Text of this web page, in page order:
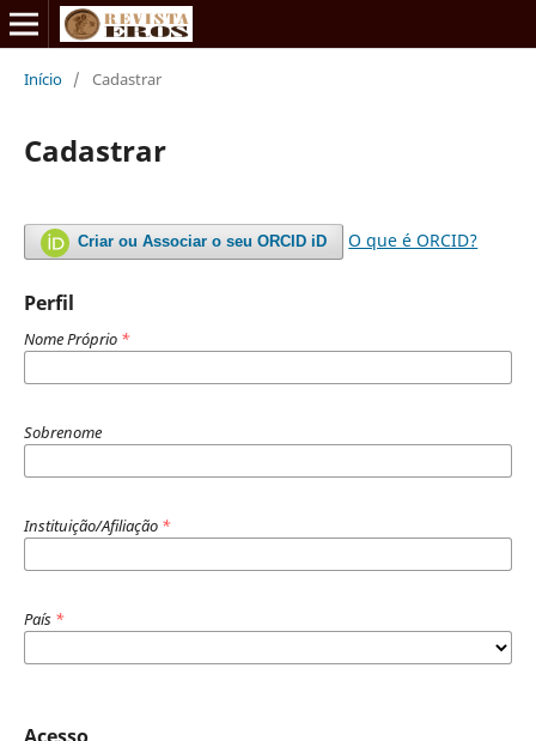
Início / Cadastrar
Cadastrar
Criar ou Associar o seu ORCID iD O que é ORCID?
Perfil
Nome Próprio *
Sobrenome
Instituição/Afiliação *
País *